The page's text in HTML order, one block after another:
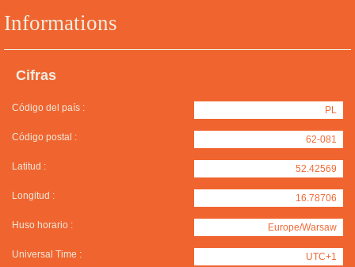
Informations
Cifras
Código del país : PL
Código postal : 62-081
Latitud : 52.42569
Longitud : 16.78706
Huso horario : Europe/Warsaw
Universal Time : UTC+1